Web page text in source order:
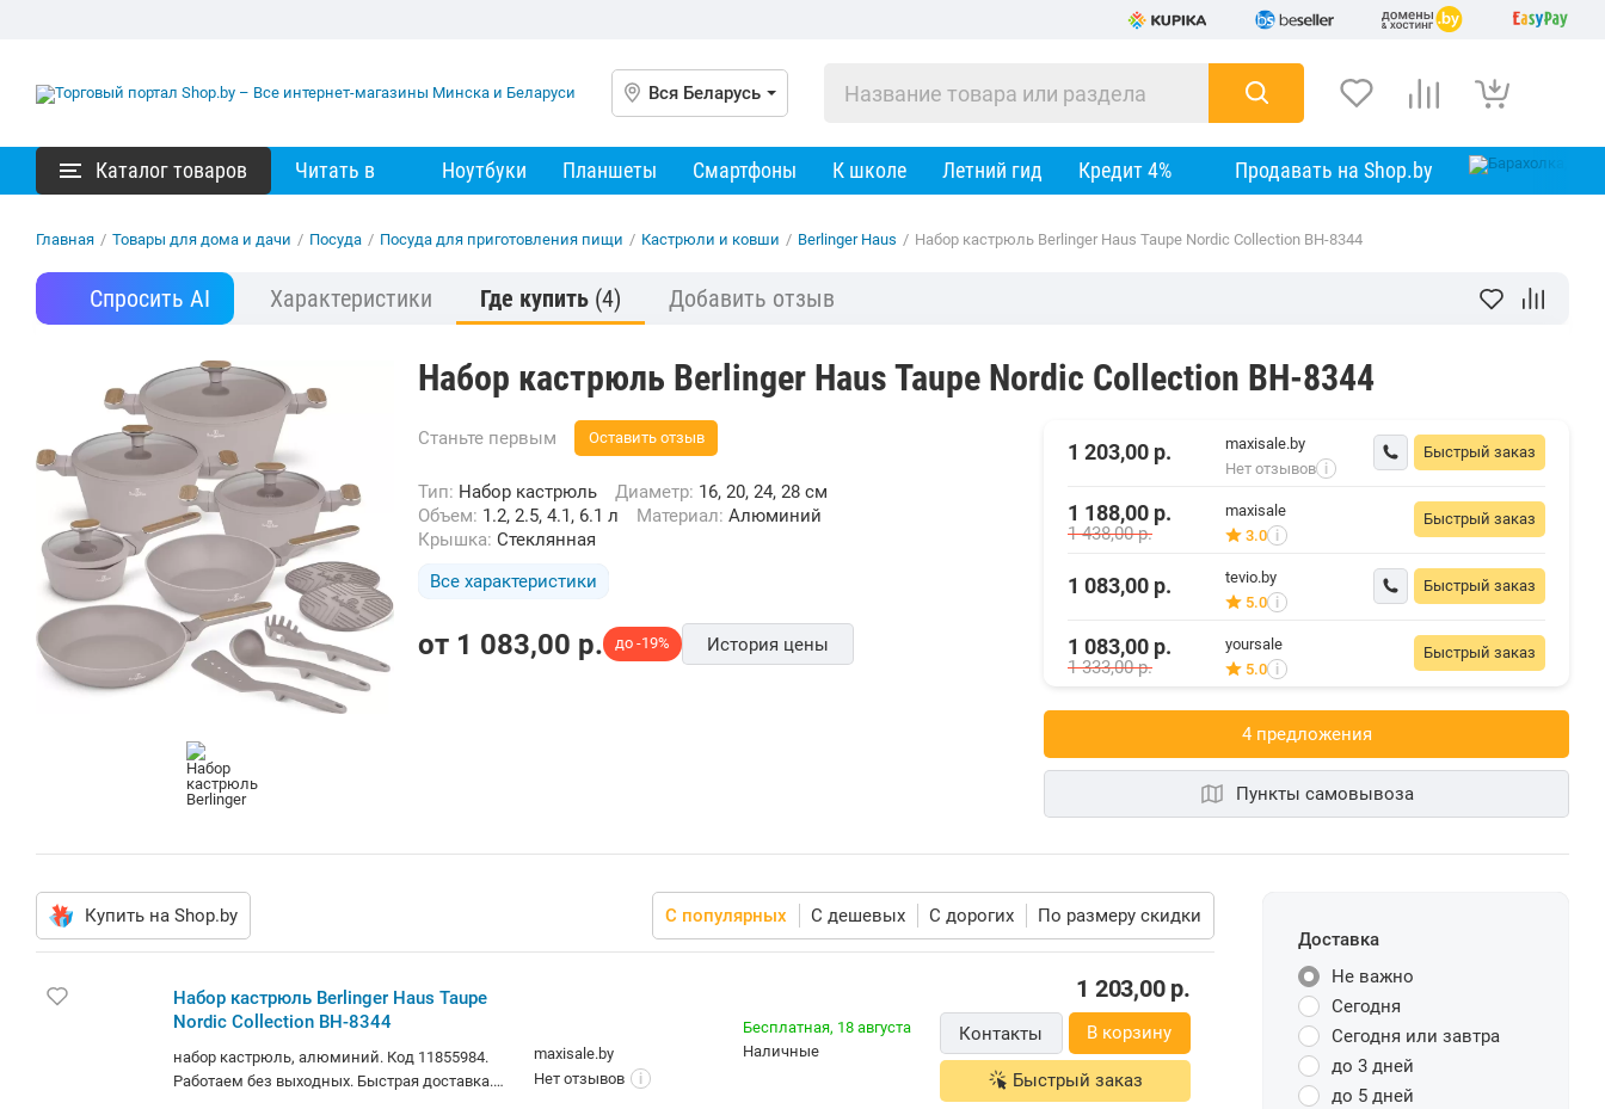
Вся Беларусь
Каталог товаров Читать в Ноутбуки Планшеты Смартфоны К школе Летний гид Кредит 4% Продавать на Shop.by
Главная / Товары для дома и дачи / Посуда / Посуда для приготовления пищи / Кастрюли и ковши / Berlinger Haus / Набор кастрюль Berlinger Haus Taupe Nordic Collection BH-8344
Спросить AI Характеристики Где купить (4) Добавить отзыв
Набор кастрюль Berlinger Haus Taupe Nordic Collection BH-8344
Станьте первым Оставить отзыв
Тип: Набор кастрюль Диаметр: 16, 20, 24, 28 см
Объем: 1.2, 2.5, 4.1, 6.1 л Материал: Алюминий
Крышка: Стеклянная
Все характеристики
от 1 083,00 p. до -19% История цены
Быстрый заказ
1 203,00 р.
maxisale.by
Нет отзывов i
Быстрый заказ
1 188,00 р.
1 438,00р.
maxisale
3.0 i
Быстрый заказ
1 083,00 р.
tevio.by
5.0 i
Быстрый заказ
1 083,00 р.
1 333,00р.
yoursale
5.0 i
4 предложения
Пункты самовывоза
Купить на Shop.by С популярных С дешевых С дорогих По размеру скидки
Набор кастрюль Berlinger Haus Taupe
Nordic Collection BH-8344
набор кастрюль, алюминий. Код 11855984.
Работаем без выходных. Быстрая доставка.
maxisale.by
Нет отзывов
i
Бесплатная, 18 августа
наличные
1 203,00р.
Контакты В корзину
Быстрый заказ
Доставка
Не важно
Сегодня
Сегодня или завтра
до 3 дней
до 5 дней